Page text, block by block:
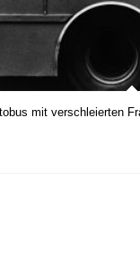
mit verschleierten